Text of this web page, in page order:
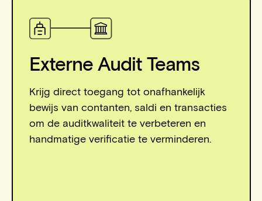
Externe Audit Teams
Krijg direct toegang tot onafhankelijk
bewijs van contanten, saldi en transacties
om de auditkwaliteit te verbeteren en
handmatige verificatie te verminderen.